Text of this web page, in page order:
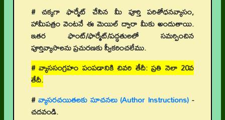
# చక్కగా ఫార్మేట్ చేసిన మీ పూర్తి పరిశోధనవ్యాసం,
హామీపత్రం వెంటనే ఈ మెయిల్ ద్వారా మీకు అందుతాయి.
ఇతర ఫాంట్/ఫార్మేట్/పద్ధతులలో సమర్పించిన
పూర్తివ్యాసాలను ప్రచురణకు స్వీకరించలేము.
# వ్యాససంగ్రహం పంపడానికి చివరి తేదీ: ప్రతి నెలా 20వ
తేదీ.
#వ్యాసరచయితలకు సూచనలు (Author Instructions) -
చదవండి.